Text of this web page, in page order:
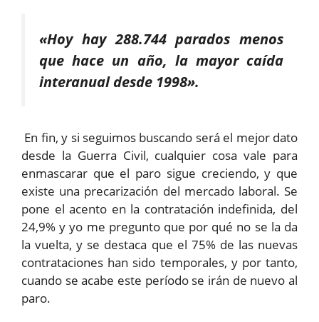
«Hoy hay 288.744 parados menos
que hace un año, la mayor caída
interanual desde 1998».
En fin, y si seguimos buscando será el mejor dato
desde la Guerra Civil, cualquier cosa vale para
enmascarar que el paro sigue creciendo, y que
existe una precarización del mercado laboral. Se
pone el acento en la contratación indefinida, del
24,9% y yo me pregunto que por qué no se la da
la vuelta, y se destaca que el 75% de las nuevas
contrataciones han sido temporales, y por tanto,
cuando se acabe este período se irán de nuevo al
paro.